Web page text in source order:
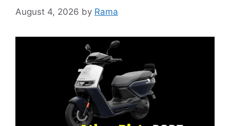
August 4, 2026 by Rama